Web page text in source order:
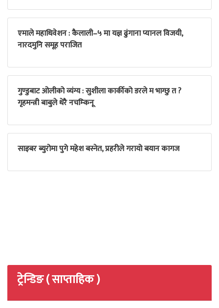
एमाले महाधिवेशन : कैलाली–५ मा यज्ञ ढुंगाना प्यानल विजयी,
नारदमुनि समूह पराजित
गुण्डुबाट ओलीको व्यंग्य : सुशीला कार्कीको डरले म भाग्छु त ?
गृहमन्त्री बाबुले धेरै नचम्किनू
साइबर ब्युरोमा पुगे महेश बस्नेत, प्रहरीले गरायो बयान कागज
ट्रेन्डिङ ( साप्ताहिक )